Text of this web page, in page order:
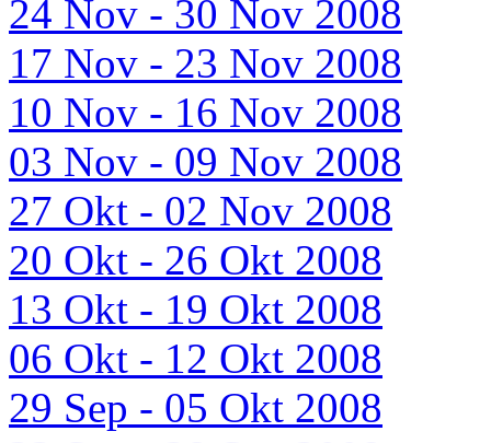
24 Nov - 30 Nov 2008
17 Nov - 23 Nov 2008
10 Nov - 16 Nov 2008
03 Nov - 09 Nov 2008
27 Okt - 02 Nov 2008
20 Okt - 26 Okt 2008
13 Okt - 19 Okt 2008
06 Okt - 12 Okt 2008
29 Sep - 05 Okt 2008